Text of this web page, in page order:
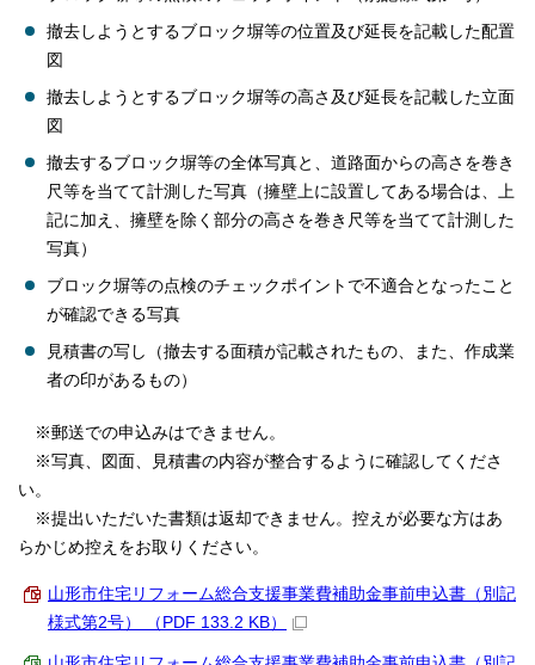
撤去しようとするブロック塀等の位置及び延長を記載した配置
図
撤去しようとするブロック塀等の高さ及び延長を記載した立面
図
撤去するブロック塀等の全体写真と、道路面からの高さを巻き
尺等を当てて計測した写真（擁壁上に設置してある場合は、上
記に加え、擁壁を除く部分の高さを巻き尺等を当てて計測した
写真）
ブロック塀等の点検のチェックポイントで不適合となったこと
が確認できる写真
見積書の写し（撤去する面積が記載されたもの、また、作成業
者の印があるもの）
※郵送での申込みはできません。
※写真、図面、見積書の内容が整合するように確認してくださ
い。
※提出いただいた書類は返却できません。控えが必要な方はあ
らかじめ控えをお取りください。
山形市住宅リフォーム総合支援事業費補助金事前申込書（別記
様式第2号） （PDF 133.2 KB）